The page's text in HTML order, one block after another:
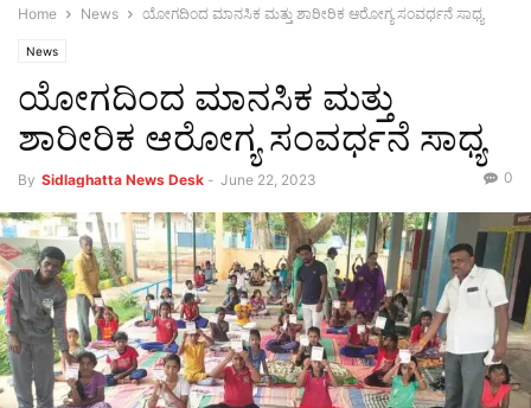
Home News ಯೋಗದಿಂದ ಮಾನಸಿಕ ಮತ್ತು ಶಾರೀರಿಕ ಆರೋಗ್ಯ ಸಂವರ್ಧನೆ ಸಾಧ್ಯ
News
ಯೋಗದಿಂದ ಮಾನಸಿಕ ಮತ್ತು
ಶಾರೀರಿಕ ಆರೋಗ್ಯ ಸಂವರ್ಧನೆ ಸಾಧ್ಯ
By Sidlaghatta News Desk - June 22, 2023 0